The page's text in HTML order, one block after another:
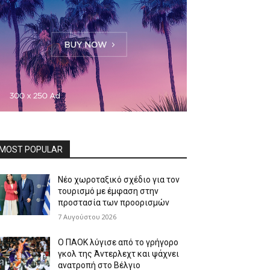
POPULAR
Νέο χωροταξικό σχέδιο για τον
τουρισμό με έμφαση στην
προστασία των προορισμών
7 Αυγούστου 2026
Ο ΠΑΟΚ λύγισε από το γρήγορο
γκολ της Άντερλεχτ και ψάχνει
ανατροπή στο Βέλγιο